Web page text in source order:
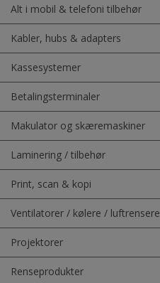
Alt i mobil & telefoni tilbehør
Kabler, hubs & adapters
Kassesystemer
Betalingsterminaler
Makulator og skæremaskiner
Laminering / tilbehør
Print, scan & kopi
Ventilatorer / kølere / luftrensere
Projektorer
Renseprodukter